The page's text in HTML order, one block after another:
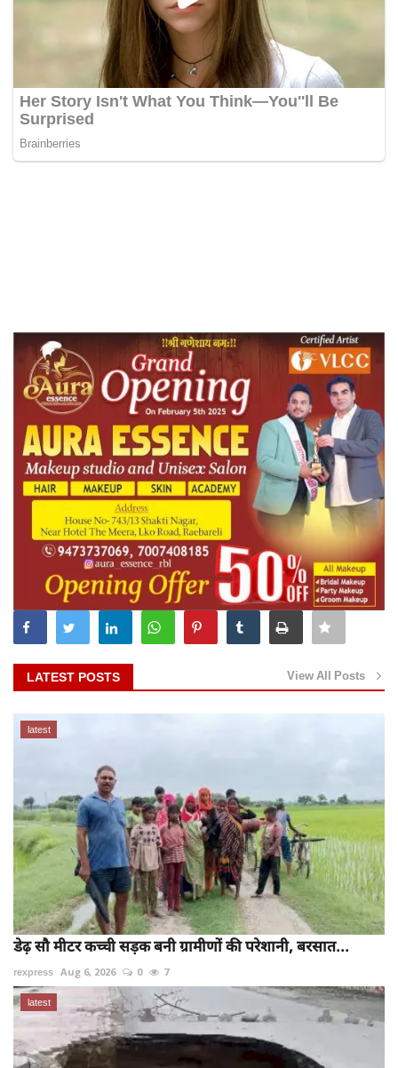
LATEST POSTS View All Posts
latest
डेढ़ सौ मीटर कच्ची सड़क बनी ग्रामीणों की परेशानी, बरसात...
rexpress Aug 6, 2026 0 7
latest